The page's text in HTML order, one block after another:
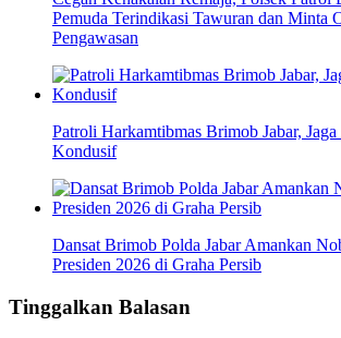
Pemuda Terindikasi Tawuran dan Minta
Pengawasan
Patroli Harkamtibmas Brimob Jabar,
Kondusif
Dansat Brimob Polda Jabar Amankan
Presiden 2026 di Graha Persib
Tinggalkan Balasan